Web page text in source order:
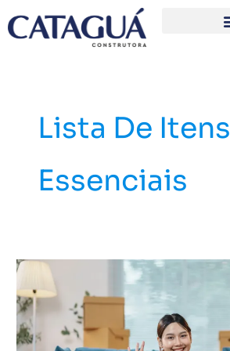
para
Lista De Itens
Essenciais
Como
se
planejar
para
morar